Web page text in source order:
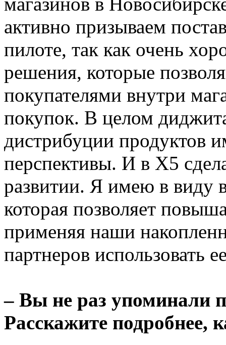
активно призываем
пилоте, так как очень
решения, которые
покупателями внутри
покупок. В целом
дистрибуции продуктов
перспективы. И в Х5
развитии. Я имею в виду
которая позволяет
применяя наши
партнеров использовать
– Вы не раз упоминали
Расскажите подробнее,